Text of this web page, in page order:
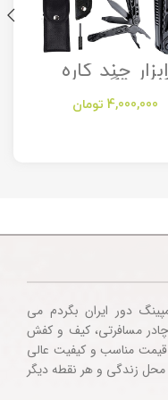
ابزار چند کاره
کمپینگ مدل
Camping
Multitool
4,000,000 تومان
دور ایران بگردم می
چادر مسافرتی، کیف و کفش
قیمت مناسب و کیفیت عالی
زندگی و هر نقطه دیگر